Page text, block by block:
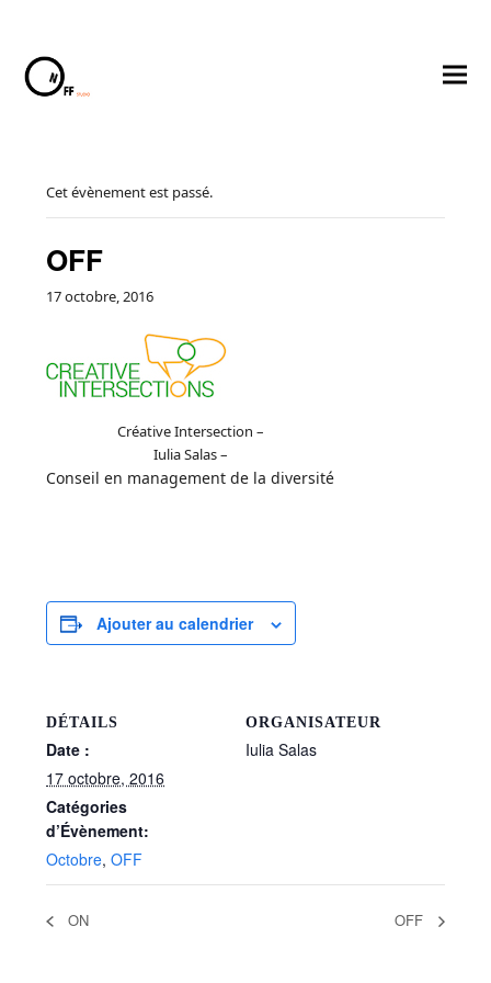
Cet évènement est passé.
OFF
17 octobre, 2016
Créative Intersection –
Iulia Salas –
Conseil en management de la diversité
Ajouter au calendrier
DÉTAILS
Date :
17 octobre, 2016
Catégories
d’Évènement:
Octobre,OFF
ORGANISATEUR
Iulia Salas
ON OFF